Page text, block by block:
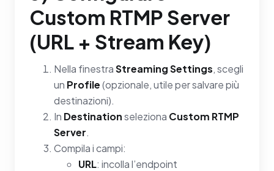
Custom RTMP Server
(URL + Stream Key)
Nella finestraStreaming Settings, scegli
un Profile(opzionale, utile per salvare più
destinazioni).
In Destinationseleziona Custom RTMP
Server.
Compila i campi:
URL: incolla l’endpoint